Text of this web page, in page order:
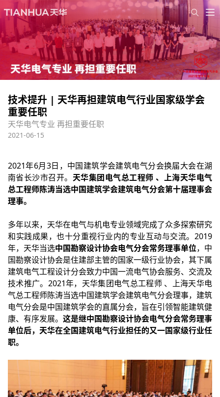
技术提升 | 天华再担建筑电气行业国家级学会
重要任职
天华电气专业 再担重要任职
2021-06-15
2021年6月3日，中国建筑学会建筑电气分会换届大会在湖
南省长沙市召开。 天华集团电气总工程师 、上海天华电气
总工程师陈涛当选中国建筑学会建筑电气分会第十届理事会
理事。
多年以来，天华在电气与机电专业领域完成了众多探索研究
和实践成果，也十分重视行业内的专业互动与交流。2019
年，天华当选中国勘察设计协会电气分会常务理事单位，中
国勘察设计协会是住建部主管的国家一级行业协会，其下属
建筑电气工程设计分会致力中国一流电气协会服务、交流及
技术推广。2021年，天华集团电气总工程师 、上海天华电
气总工程师陈涛当选中国建筑学会建筑电气分会理事，建筑
电气分会是中国建筑学会的直属分会，旨在引领智能建筑健
康、有序发展。 这是继中国勘察设计协会电气分会常务理事
单位后，天华在全国建筑电气行业担任的又一国家级行业任
职。